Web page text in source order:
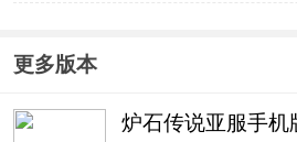
更多版本
炉石传说亚服手机